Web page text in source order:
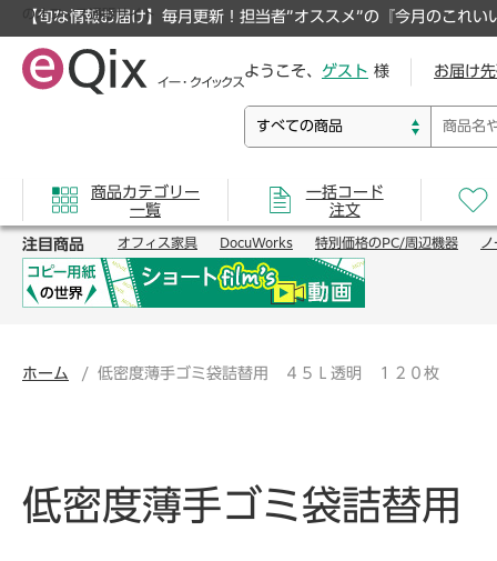
【旬な情報お届け】毎月更新！担当者”オススメ”の『今月のこれい
のオフィス通販サイト
ようこそ、 ゲスト 様 お届け
商品カテゴリー
一覧
一括コード
注文
注目商品 オフィス家具 DocuWorks 特別価格のPC/周辺機器 ノ
ホーム 低密度薄手ゴミ袋詰替用 ４５Ｌ透明 １２０枚
低密度薄手ゴミ袋詰替